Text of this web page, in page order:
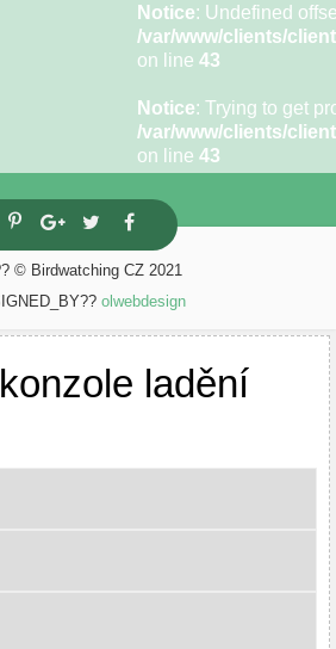
Notice: Undefined
/var/www/clients/
on line 43
Notice: Trying to get
/var/www/clients/
on line 43
© Birdwatching CZ 2021
olwebdesign
ladění